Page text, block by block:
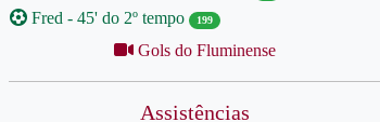
Fred - 45' do 2º tempo 199
Gols do Fluminense
Assistências